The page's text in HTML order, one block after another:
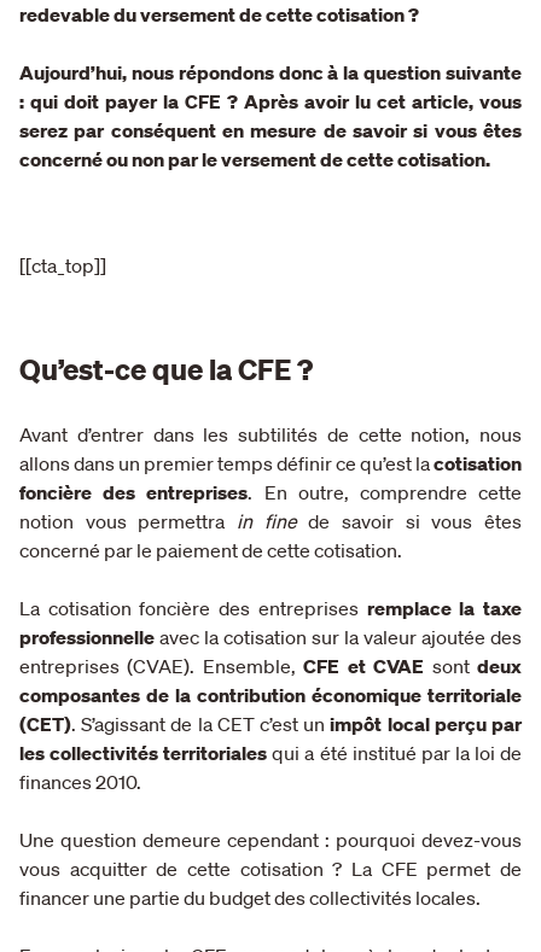
redevable du versement de cette cotisation ?
Aujourd’hui, nous répondons donc à la question suivante
: qui doit payer la CFE ? Après avoir lu cet article, vous
serez par conséquent en mesure de savoir si vous êtes
concerné ou non par le versement de cette cotisation.
[[cta_top]]
Qu’est-ce que la CFE ?
Avant d’entrer dans les subtilités de cette notion, nous
allons dans un premier temps définir ce qu’est lacotisation
foncière des entreprises. En outre, comprendre cette
notion vous permettra in finede savoir si vous êtes
concerné par le paiement de cette cotisation.
La cotisation foncière des entreprises remplace la taxe
professionnelle avec la cotisation sur la valeur ajoutée des
entreprises (CVAE). Ensemble,CFE et CVAE sontdeux
composantes de la contribution économique territoriale
(CET). S’agissant de la CET c’est un impôt local perçu par
les collectivités territoriales qui a été institué par la loi de
finances 2010.
Une question demeure cependant : pourquoi devez-vous
vous acquitter de cette cotisation ? La CFE permet de
financer une partie du budget des collectivités locales.